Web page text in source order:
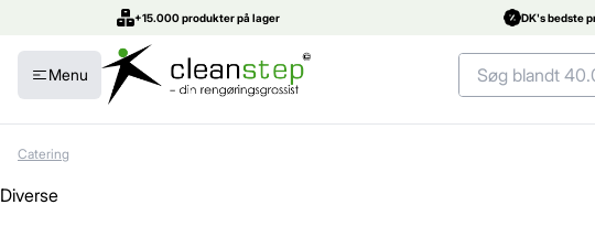
+15.000 produkter på lager DK's bedste
Menu
Catering
Diverse